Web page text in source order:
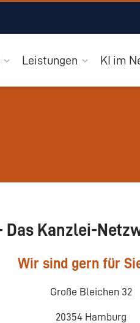
Leistungen KI im
- Das Kanzlei-
Wir sind gern für
Große Bleichen 32
20354 Hamburg